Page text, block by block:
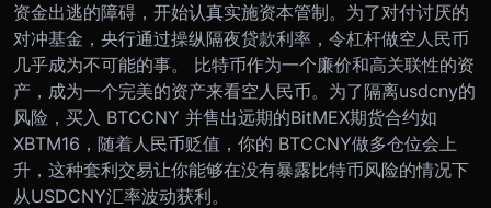
资金出逃的障碍，开始认真实施资本管制。为了对付讨厌的
对冲基金，央行通过操纵隔夜贷款利率，令杠杆做空人民币
几乎成为不可能的事。 比特币作为一个廉价和高关联性的资
产，成为一个完美的资产来看空人民币。为了隔离usdcny的
风险，买入 BTCCNY 并售出远期的BitMEX期货合约如
XBTM16，随着人民币贬值，你的 BTCCNY做多仓位会上
升，这种套利交易让你能够在没有暴露比特币风险的情况下
从USDCNY汇率波动获利。